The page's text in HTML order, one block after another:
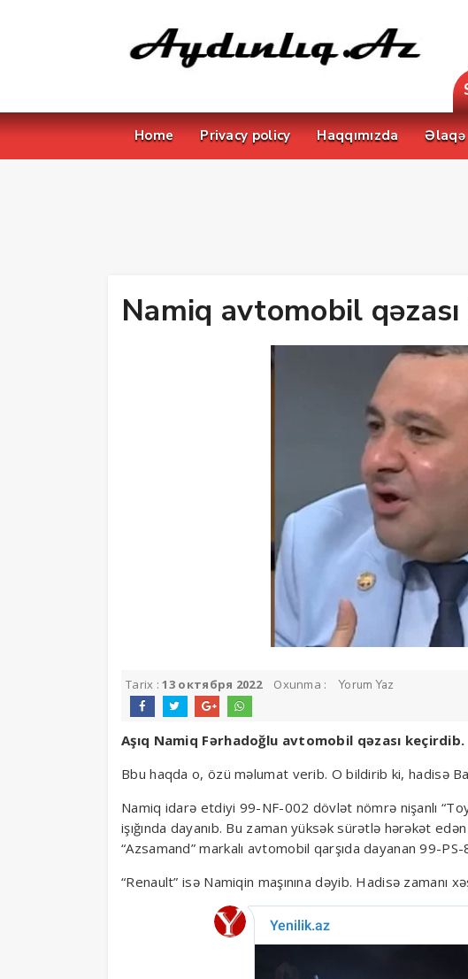
Home Privacy policy Haqqımızda Əlaqə
Namiq avtomobil
Tarix :13 октября 2022 Oxunma : Yorum Yaz
Aşıq Namiq Fərhadoğlu avtomobil qəzası keçirdib.
Bbu haqda o, özü məlumat verib. O bildirib ki, hadisə
Namiq idarə etdiyi 99-NF-002 dövlət nömrə nişanlı
işığında dayanıb. Bu zaman yüksək sürətlə hərəkət
“Azsamand” markalı avtomobil qarşıda dayanan 99-PS-
“Renault” isə Namiqin maşınına dəyib. Hadisə zamanı